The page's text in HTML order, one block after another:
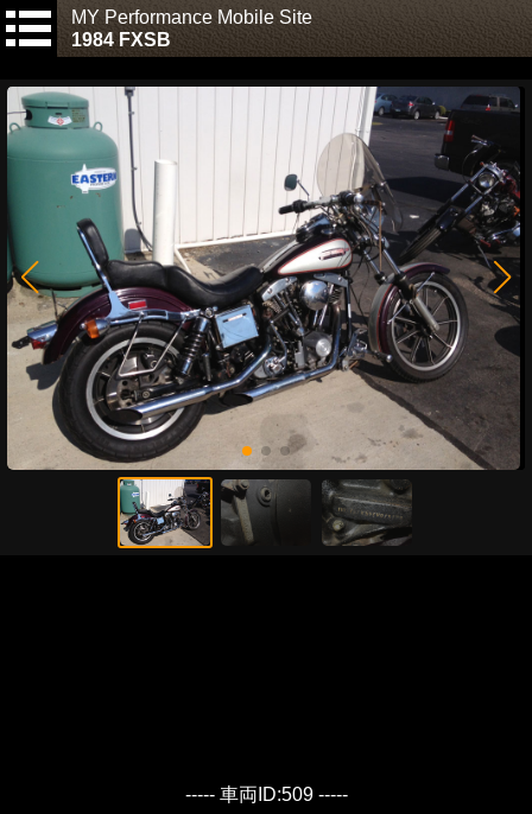
MY Performance Mobile Site
1984 FXSB
----- 車両ID:509 -----